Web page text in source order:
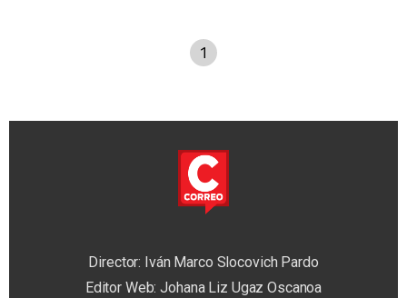
1
Director: Iván Marco Slocovich Pardo
Editor Web: Johana Liz Ugaz Oscanoa